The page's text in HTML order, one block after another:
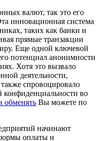
валют, так это его
инновационная система
таких как банки и
прямые транзакции
Еще одной ключевой
потенциал анонимности
Хотя это вызвало
деятельности,
спровоцировало
конфиденциальности во
обменять Вы можете по
начинают
оплаты и